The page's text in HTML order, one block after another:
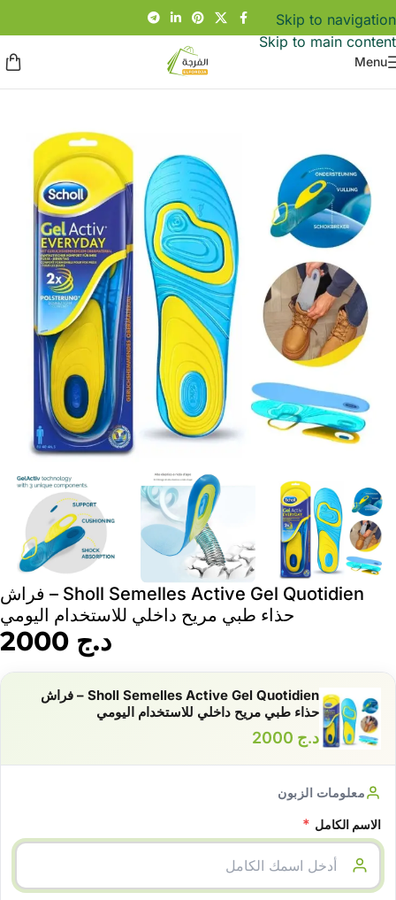
Skip to navigation
Skip to main content
Menu
Sholl Semelles Active Gel Quotidien – فراش
حذاء طبي مريح داخلي للاستخدام اليومي
د.ج
Sholl Semelles Active Gel Quotidien – فراش
حذاء طبي مريح داخلي للاستخدام اليومي
د.ج
معلومات الزبون
الاسم الكامل *